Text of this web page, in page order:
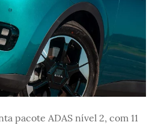
pacote ADAS nível 2, com 11